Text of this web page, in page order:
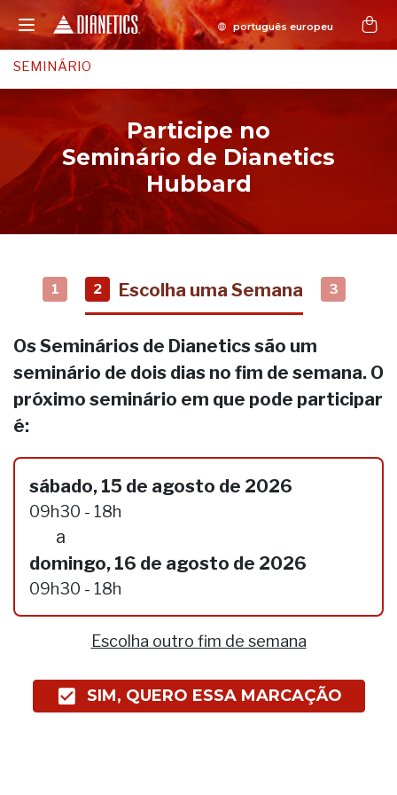
SEMINÁRIO
Participe no
Seminário de Dianetics
Hubbard
1 2 Escolha uma Semana 3
Os Seminários de Dianetics são um
seminário de dois dias no fim de semana. O
próximo seminário em que pode participar
é:
sábado, 15 de agosto de 2026
09h30 - 18h
a
domingo, 16 de agosto de 2026
09h30 - 18h
Escolha outro fim de semana
SIM, QUERO ESSA MARCAÇÃO